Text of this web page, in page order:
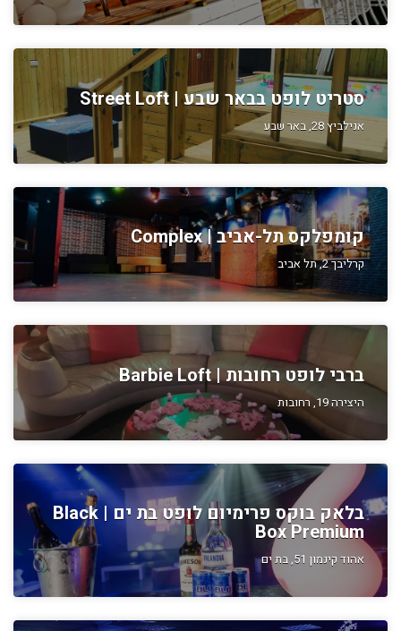
סטריט לופט בבאר שבע | Street Loft
אנילביץ 28, באר שבע
קומפלקס תל-אביב | Complex
קרליבך 2, תל אביב
ברבי לופט רחובות | Barbie Loft
היצירה 19, רחובות
בלאק בוקס פרימיום לופט בת ים | Black
Box Premium
אהוד קינמון 51, בת ים